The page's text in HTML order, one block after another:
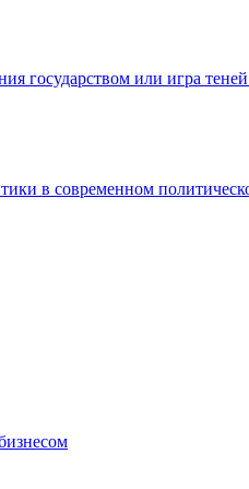
государством или игра
в современном